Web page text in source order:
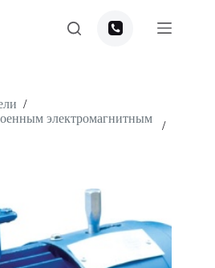
/
электромагнитным
/